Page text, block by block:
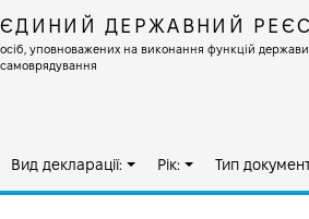
ЄДИНИЙ ДЕРЖАВНИЙ
осіб, уповноважених на виконання функцій держави
самоврядування
Вид декларації: Рік: Тип